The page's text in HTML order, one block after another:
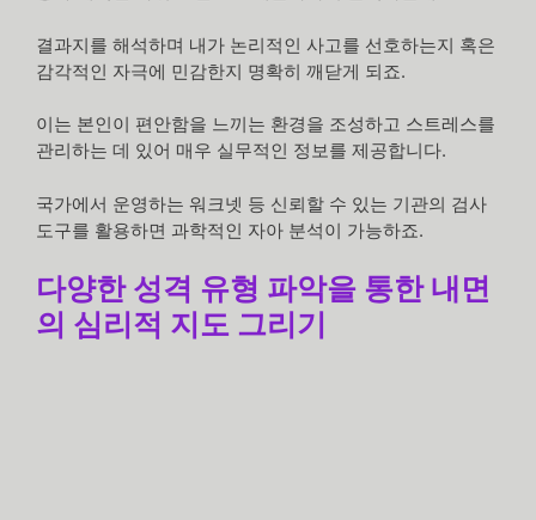
결과지를 해석하며 내가 논리적인 사고를 선호하는지 혹은
감각적인 자극에 민감한지 명확히 깨닫게 되죠.
이는 본인이 편안함을 느끼는 환경을 조성하고 스트레스를
관리하는 데 있어 매우 실무적인 정보를 제공합니다.
국가에서 운영하는 워크넷 등 신뢰할 수 있는 기관의 검사
도구를 활용하면 과학적인 자아 분석이 가능하죠.
다양한 성격 유형 파악을 통한 내면
의 심리적 지도 그리기